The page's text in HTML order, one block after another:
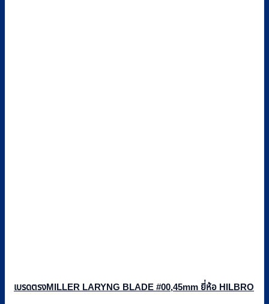
เบรดตรงMILLER LARYNG BLADE #00,45mm ยี่ห้อ HILBRO